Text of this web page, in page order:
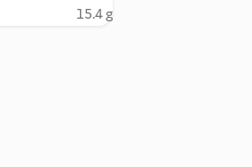
15.4 g